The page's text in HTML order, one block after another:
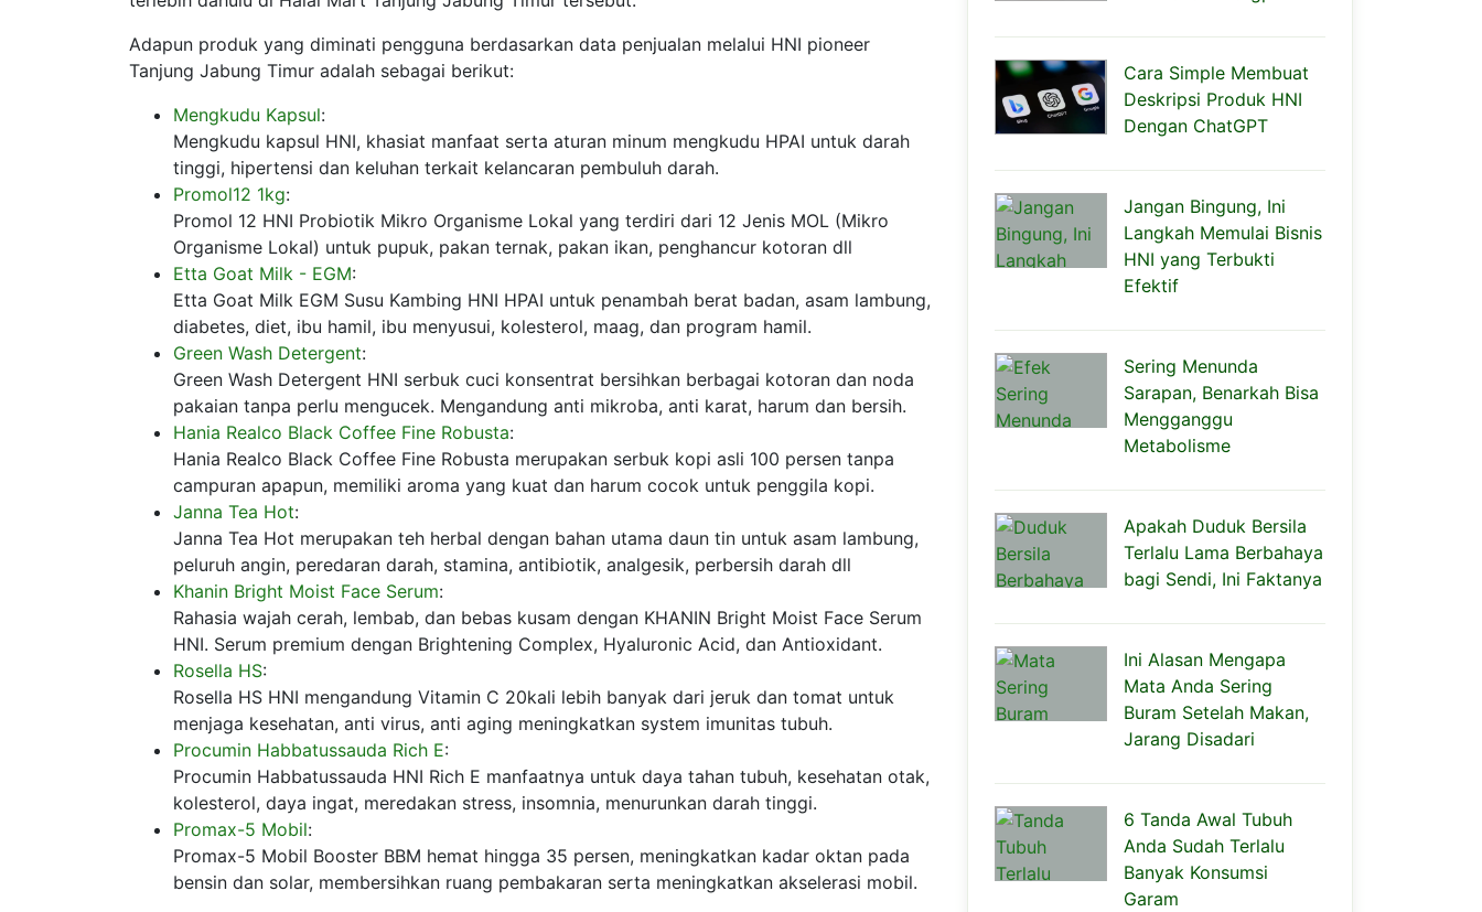
Adapun produk yang diminati pengguna berdasarkan data penjualan melalui HNI pioneer
Tanjung Jabung Timur adalah sebagai berikut:
Mengkudu Kapsul:
Mengkudu kapsul HNI, khasiat manfaat serta aturan minum mengkudu HPAI untuk darah
tinggi, hipertensi dan keluhan terkait kelancaran pembuluh darah.
Promol12 1kg:
Promol 12 HNI Probiotik Mikro Organisme Lokal yang terdiri dari 12 Jenis MOL (Mikro
Organisme Lokal) untuk pupuk, pakan ternak, pakan ikan, penghancur kotoran dll
Etta Goat Milk - EGM:
Etta Goat Milk EGM Susu Kambing HNI HPAI untuk penambah berat badan, asam lambung,
diabetes, diet, ibu hamil, ibu menyusui, kolesterol, maag, dan program hamil.
Green Wash Detergent:
Green Wash Detergent HNI serbuk cuci konsentrat bersihkan berbagai kotoran dan noda
pakaian tanpa perlu mengucek. Mengandung anti mikroba, anti karat, harum dan bersih.
Hania Realco Black Coffee Fine Robusta:
Hania Realco Black Coffee Fine Robusta merupakan serbuk kopi asli 100 persen tanpa
campuran apapun, memiliki aroma yang kuat dan harum cocok untuk penggila kopi.
Janna Tea Hot:
Janna Tea Hot merupakan teh herbal dengan bahan utama daun tin untuk asam lambung,
peluruh angin, peredaran darah, stamina, antibiotik, analgesik, perbersih darah dll
Khanin Bright Moist Face Serum:
Rahasia wajah cerah, lembab, dan bebas kusam dengan KHANIN Bright Moist Face Serum
HNI. Serum premium dengan Brightening Complex, Hyaluronic Acid, dan Antioxidant.
Rosella HS:
Rosella HS HNI mengandung Vitamin C 20kali lebih banyak dari jeruk dan tomat untuk
menjaga kesehatan, anti virus, anti aging meningkatkan system imunitas tubuh.
Procumin Habbatussauda Rich E:
Procumin Habbatussauda HNI Rich E manfaatnya untuk daya tahan tubuh, kesehatan otak,
kolesterol, daya ingat, meredakan stress, insomnia, menurunkan darah tinggi.
Promax-5 Mobil:
Promax-5 Mobil Booster BBM hemat hingga 35 persen, meningkatkan kadar oktan pada
bensin dan solar, membersihkan ruang pembakaran serta meningkatkan akselerasi mobil.
Cara Simple Membuat
Deskripsi Produk HNI
Dengan ChatGPT
Jangan Bingung, Ini
Langkah Memulai Bisnis
HNI yang Terbukti
Efektif
Sering Menunda
Sarapan, Benarkah Bisa
Mengganggu
Metabolisme
Apakah Duduk Bersila
Terlalu Lama Berbahaya
bagi Sendi, Ini Faktanya
Ini Alasan Mengapa
Mata Anda Sering
Buram Setelah Makan,
Jarang Disadari
6 Tanda Awal Tubuh
Anda Sudah Terlalu
Banyak Konsumsi
Garam